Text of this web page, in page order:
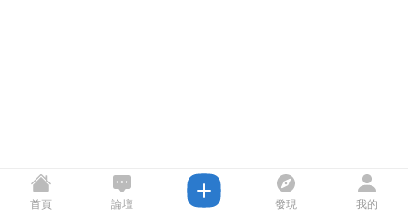
首頁 論壇 發現 我的